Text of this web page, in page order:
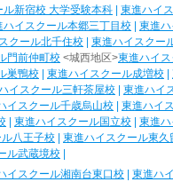
新宿校 大学受験本科 東進ハイ
ハイスクール本郷三丁目校
東進
クール北千住校 東進ハイスクー
門前仲町校 <城西地区>東進ハイ
巣鴨校 東進ハイスクール成増校
イスクール三軒茶屋校 東進ハイ
イスクール千歳烏山校
東進ハイ
東進ハイスクール国立校 東進
八王子校 東進ハイスクール東久
ル武蔵境校
イスクール湘南台東口校 東進ハ